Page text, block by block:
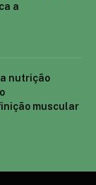
a
nutrição
muscular